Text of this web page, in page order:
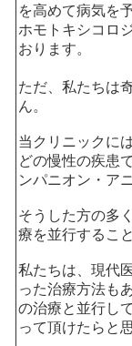
を高めて病気を
ホモトキシコロ
おります。
ただ、私たちは
ん。
当クリニックに
どの慢性の疾患
ンパニオン・ア
そうした方の多
療を並行するこ
私たちは、現代
った治療方法も
の治療と並行し
って頂けたらと